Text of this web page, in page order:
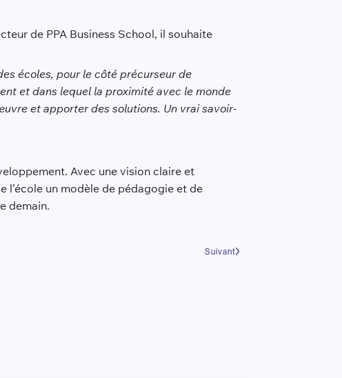
de PPA Business School, il souhaite
écoles, pour le côté précurseur de
et dans lequel la proximité avec le monde
et apporter des solutions. Un vrai savoir-
Avec une vision claire et
l’école un modèle de pédagogie et de
demain.
Suivant